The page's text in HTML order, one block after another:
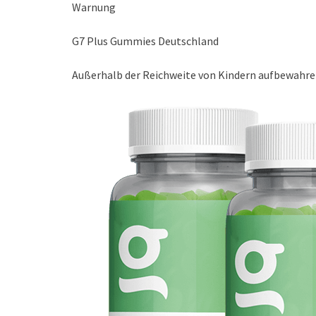
Warnung
G7 Plus Gummies Deutschland
Außerhalb der Reichweite von Kindern